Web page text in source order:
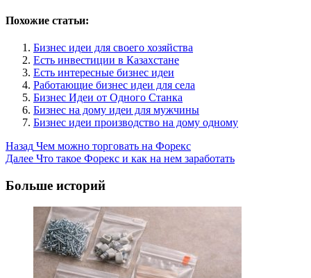
Похожие статьи:
Бизнес идеи для своего хозяйства
Есть инвестиции в Казахстане
Есть интересные бизнес идеи
Работающие бизнес идеи для села
Бизнес Идеи от Одного Станка
Бизнес на дому идеи для мужчины
Бизнес идеи производство на дому одному
Post
Navigation
Назад Чем можно торговать на Форекс
Далее Что такое Форекс и как на нем заработать
Больше историй